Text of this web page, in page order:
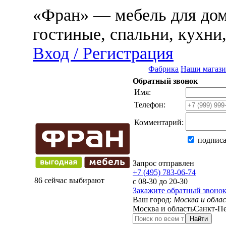
«Фран» — мебель для
гостиные, спальни,
Вход / Регистрация
Фабрика Наши
86 сейчас выбирают
Обратный звонок
Имя:
Телефон:
Комментарий:
Запрос отправлен
+7 (495) 783-06-74
с 08-30 до 20-30
Закажите обратный звонок
Ваш город: Москва и
Москва и областьСанкт-
Найти